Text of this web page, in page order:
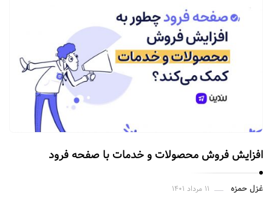
افزایش فروش محصولات و خدمات با صفحه فرود
غزل حمزه ۱۱ مرداد ۱۴۰۱